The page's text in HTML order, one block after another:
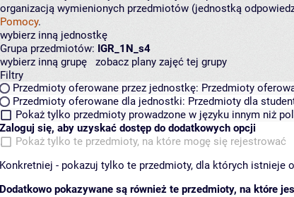
organizacją wymienionych przedmiotów (jednostką
Pomocy.
wybierz inną jednostkę
Grupa przedmiotów: IGR_1N_s4
wybierz inną grupę
zobacz plany zajęć tej grupy
Filtry
Przedmioty oferowane przez jednostkę: Przedmioty
Przedmioty oferowane dla jednostki: Przedmioty dla
Pokaż tylko przedmioty prowadzone w języku innym niż
Zaloguj się, aby uzyskać dostęp do dodatkowych opcji
Pokaż tylko te przedmioty, na które mogę się rejestrować
Konkretniej - pokazuj tylko te przedmioty, dla których istnieje
Dodatkowo pokazywane są również te przedmioty, na które